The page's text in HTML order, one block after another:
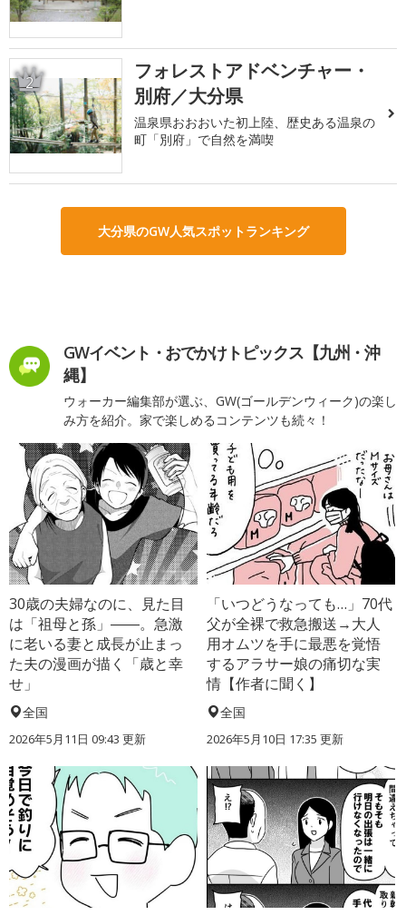
2
フォレストアドベンチャー・
別府／大分県
温泉県おおおいた初上陸、歴史ある温泉の
町「別府」で自然を満喫
大分県のGW人気スポットランキング
GWイベント・おでかけトピックス【九州・沖
縄】
ウォーカー編集部が選ぶ、GW(ゴールデンウィーク)の楽し
み方を紹介。家で楽しめるコンテンツも続々！
30歳の夫婦なのに、見た目
は「祖母と孫」――。急激
に老いる妻と成長が止まっ
た夫の漫画が描く「歳と幸
せ」
全国
2026年5月11日 09:43 更新
「いつどうなっても…」70代
父が全裸で救急搬送→大人
用オムツを手に最悪を覚悟
するアラサー娘の痛切な実
情【作者に聞く】
全国
2026年5月10日 17:35 更新